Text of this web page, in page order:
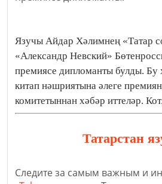
Язучы Айдар Хәлимнең «Татар
«Александр Невский»
премиясе дипломанты булды. Бу
китап нәшриятына әлеге
комитетыннан хәбәр иттеләр.
Татарстан
Следите за самым важным и